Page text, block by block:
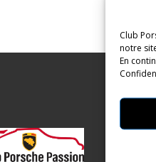
Club
notre
En